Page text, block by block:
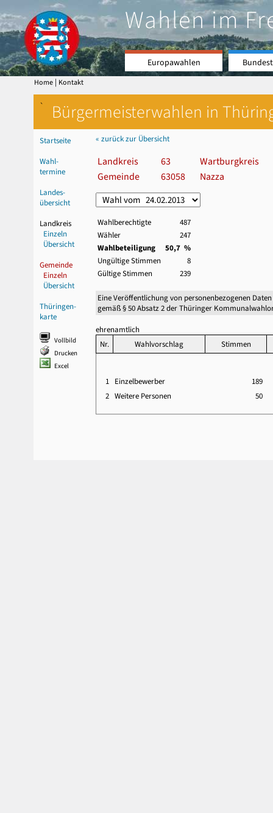
Wahlen im
Europawahlen
Home | Kontakt
` Bürgermeisterwahlen in
Startseite
Wahl-
termine
Landes-
übersicht
Landkreis
Einzeln
Übersicht
Gemeinde
Einzeln
Übersicht
Thüringen-
karte
Vollbild
Drucken
Excel
« zurück zur Übersicht
Landkreis 63
Wartburgkreis
Gemeinde
63058 Nazza
Wahlberechtigte
487
Wähler
247
Wahlbeteiligung
50,7 %
Ungültige Stimmen
8
Gültige Stimmen
239
Eine Veröffentlichung von personenbezogenen
gemäß § 50 Absatz 2 der Thüringer
ehrenamtlich
Nr.
Wahlvorschlag Stimmen
1 Einzelbewerber
189
2 Weitere Personen 50